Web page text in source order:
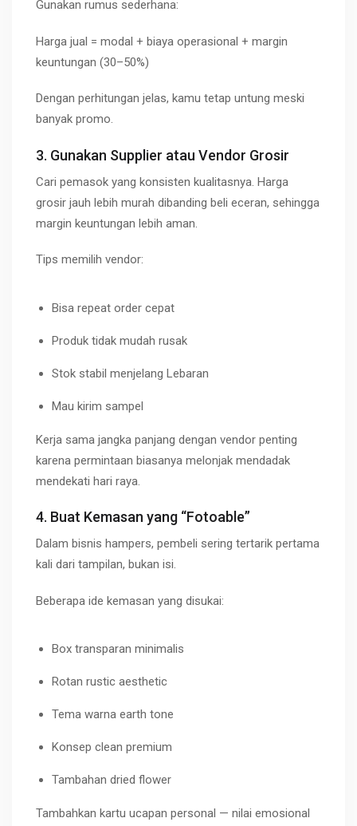
Gunakan rumus sederhana:
Harga jual = modal + biaya operasional + margin
keuntungan (30–50%)
Dengan perhitungan jelas, kamu tetap untung meski
banyak promo.
3. Gunakan Supplier atau Vendor Grosir
Cari pemasok yang konsisten kualitasnya. Harga
grosir jauh lebih murah dibanding beli eceran, sehingga
margin keuntungan lebih aman.
Tips memilih vendor:
Bisa repeat order cepat
Produk tidak mudah rusak
Stok stabil menjelang Lebaran
Mau kirim sampel
Kerja sama jangka panjang dengan vendor penting
karena permintaan biasanya melonjak mendadak
mendekati hari raya.
4. Buat Kemasan yang “Fotoable”
Dalam bisnis hampers, pembeli sering tertarik pertama
kali dari tampilan, bukan isi.
Beberapa ide kemasan yang disukai:
Box transparan minimalis
Rotan rustic aesthetic
Tema warna earth tone
Konsep clean premium
Tambahan dried flower
Tambahkan kartu ucapan personal — nilai emosional